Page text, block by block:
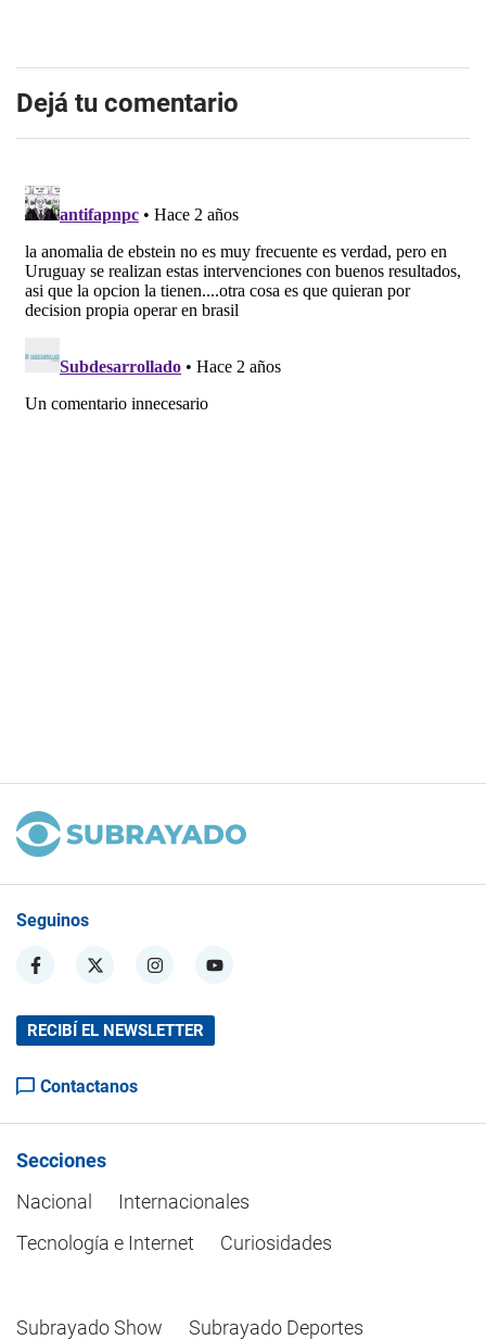
Dejá tu comentario
Seguinos
RECIBÍ EL NEWSLETTER
Contactanos
Secciones
Nacional
Internacionales
Tecnología e Internet
Curiosidades
Subrayado Show Subrayado Deportes